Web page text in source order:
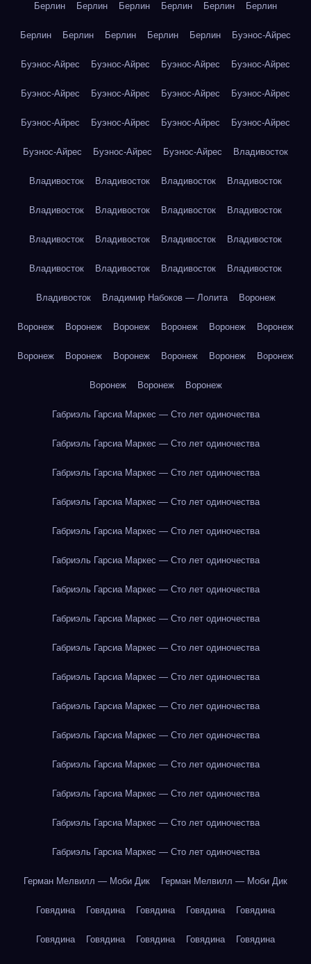
Берлин Берлин Берлин Берлин Берлин Берлин
Берлин Берлин Берлин Берлин Берлин Буэнос-Айрес
Буэнос-Айрес Буэнос-Айрес Буэнос-Айрес Буэнос-Айрес
Буэнос-Айрес Буэнос-Айрес Буэнос-Айрес Буэнос-Айрес
Буэнос-Айрес Буэнос-Айрес Буэнос-Айрес Буэнос-Айрес
Буэнос-Айрес Буэнос-Айрес Буэнос-Айрес Владивосток
Владивосток Владивосток Владивосток Владивосток
Владивосток Владивосток Владивосток Владивосток
Владивосток Владивосток Владивосток Владивосток
Владивосток Владивосток Владивосток Владивосток
Владивосток Владимир Набоков — Лолита Воронеж
Воронеж Воронеж Воронеж Воронеж Воронеж Воронеж
Воронеж Воронеж Воронеж Воронеж Воронеж Воронеж
Воронеж Воронеж Воронеж
Габриэль Гарсиа Маркес — Сто лет одиночества
Габриэль Гарсиа Маркес — Сто лет одиночества
Габриэль Гарсиа Маркес — Сто лет одиночества
Габриэль Гарсиа Маркес — Сто лет одиночества
Габриэль Гарсиа Маркес — Сто лет одиночества
Габриэль Гарсиа Маркес — Сто лет одиночества
Габриэль Гарсиа Маркес — Сто лет одиночества
Габриэль Гарсиа Маркес — Сто лет одиночества
Габриэль Гарсиа Маркес — Сто лет одиночества
Габриэль Гарсиа Маркес — Сто лет одиночества
Габриэль Гарсиа Маркес — Сто лет одиночества
Габриэль Гарсиа Маркес — Сто лет одиночества
Габриэль Гарсиа Маркес — Сто лет одиночества
Габриэль Гарсиа Маркес — Сто лет одиночества
Габриэль Гарсиа Маркес — Сто лет одиночества
Габриэль Гарсиа Маркес — Сто лет одиночества
Герман Мелвилл — Моби Дик Герман Мелвилл — Моби Дик
Говядина Говядина Говядина Говядина Говядина
Говядина Говядина Говядина Говядина Говядина